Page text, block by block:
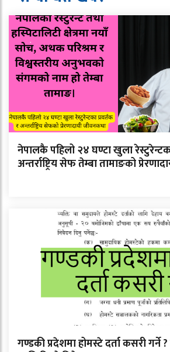
नेपालकै पहिलो २४ घण्टा खुला
अन्तर्राष्ट्रिय सेफ तेम्बा तामाङको
गण्डकी प्रदेशमा होमस्टे दर्ता कसरी गर्ने